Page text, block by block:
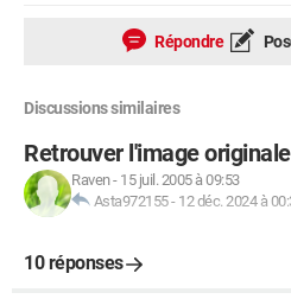
Répondre
Discussions similaires
Retrouver l'image
Raven- 15 juil. 2005 à 09:53
Asta972155- 12 déc. 2024 à
10 réponses